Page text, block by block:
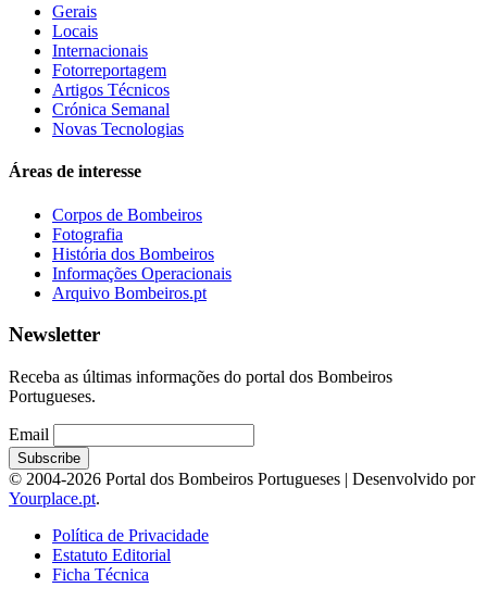
Gerais
Locais
Internacionais
Fotorreportagem
Artigos Técnicos
Crónica Semanal
Novas Tecnologias
Áreas de interesse
Corpos de Bombeiros
Fotografia
História dos Bombeiros
Informações Operacionais
Arquivo Bombeiros.pt
Newsletter
Receba as últimas informações do portal dos Bombeiros
Portugueses.
Email
© 2004-2026 Portal dos Bombeiros Portugueses | Desenvolvido por
Yourplace.pt.
Política de Privacidade
Estatuto Editorial
Ficha Técnica